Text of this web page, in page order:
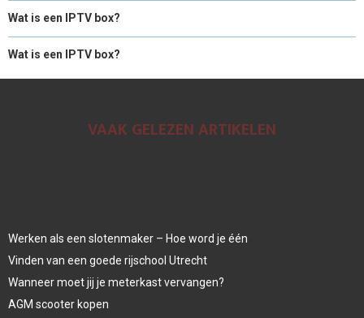
Wat is een IPTV box?
Wat is een IPTV box?
VAAK GELEZEN ARTIKELEN
Werken als een slotenmaker – Hoe word je één
Vinden van een goede rijschool Utrecht
Wanneer moet jij je meterkast vervangen?
AGM scooter kopen